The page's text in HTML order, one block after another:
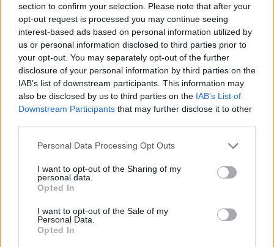
section to confirm your selection. Please note that after your
opt-out request is processed you may continue seeing
interest-based ads based on personal information utilized by
us or personal information disclosed to third parties prior to
your opt-out. You may separately opt-out of the further
disclosure of your personal information by third parties on the
IAB’s list of downstream participants. This information may
also be disclosed by us to third parties on the IAB’s List of
Downstream Participants that may further disclose it to other
Please note that this website/app uses one or more Google
not limited to your visit or usage behaviour. You may click to
grant or deny consent to Google and its third-party tags to
use your data for below specified purposes in below Google
consent section.
Personal Data Processing Opt Outs
I want to opt-out of the Sharing of my
personal data.
Opted In
I want to opt-out of the Sale of my
Personal Data.
Opted In
2000 /2000
Υποβολή σχολίου
Όροι Χρήσης. Το site προστατεύεται από reCAPTCHA, ισχύουν
Πολιτική Απορρήτου&Όροι Χρήσηςτης Google.
Επιχειρήσεις
ΑΜΥΝΑ
ΓΕΡΜΑΝΙΑ ΡΟΥΜΑΝΙΑ
Share:
ενημερωθείτε πρώτοι για όλη την ειδησεογραφία και τα
τελευταία νέατης ημέρας